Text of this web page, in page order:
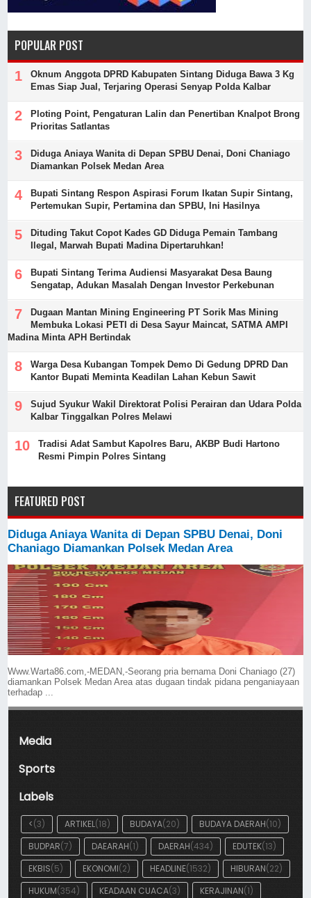
POPULAR POST
Oknum Anggota DPRD Kabupaten Sintang Diduga Bawa 3 Kg
Emas Siap Jual, Terjaring Operasi Senyap Polda Kalbar
Ploting Point, Pengaturan Lalin dan Penertiban Knalpot Brong
Prioritas Satlantas
Diduga Aniaya Wanita di Depan SPBU Denai, Doni Chaniago
Diamankan Polsek Medan Area
Bupati Sintang Respon Aspirasi Forum Ikatan Supir Sintang,
Pertemukan Supir, Pertamina dan SPBU, Ini Hasilnya
Dituding Takut Copot Kades GD Diduga Pemain Tambang
Ilegal, Marwah Bupati Madina Dipertaruhkan!
Bupati Sintang Terima Audiensi Masyarakat Desa Baung
Sengatap, Adukan Masalah Dengan Investor Perkebunan
Dugaan Mantan Mining Engineering PT Sorik Mas Mining
Membuka Lokasi PETI di Desa Sayur Maincat, SATMA AMPI
Madina Minta APH Bertindak
Warga Desa Kubangan Tompek Demo Di Gedung DPRD Dan
Kantor Bupati Meminta Keadilan Lahan Kebun Sawit
Sujud Syukur Wakil Direktorat Polisi Perairan dan Udara Polda
Kalbar Tinggalkan Polres Melawi
Tradisi Adat Sambut Kapolres Baru, AKBP Budi Hartono
Resmi Pimpin Polres Sintang
FEATURED POST
Diduga Aniaya Wanita di Depan SPBU Denai, Doni
Chaniago Diamankan Polsek Medan Area
Www.Warta86.com,-MEDAN,-Seorang pria bernama Doni Chaniago (27)
diamankan Polsek Medan Area atas dugaan tindak pidana penganiayaan
terhadap ...
Media
Sports
Labels
<(3) ARTIKEL(18) BUDAYA(20) BUDAYA DAERAH(10)
BUDPAR(7) DAEARAH(1) DAERAH(434) EDUTEK(13)
EKBIS(5) EKONOMI(2) HEADLINE(1532) HIBURAN(22)
HUKUM(354) KEADAAN CUACA(3) KERAJINAN(1)